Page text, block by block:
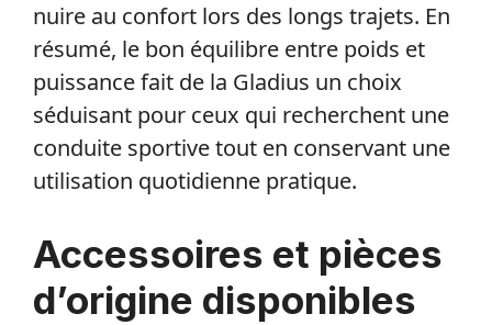
nuire au confort lors des longs trajets. En
résumé, le bon équilibre entre poids et
puissance fait de la Gladius un choix
séduisant pour ceux qui recherchent une
conduite sportive tout en conservant une
utilisation quotidienne pratique.
Accessoires et pièces
d’origine disponibles